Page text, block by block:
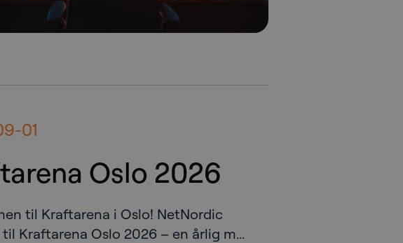
01
Oslo 2026
til Kraftarena i Oslo! NetNordic
Kraftarena Oslo 2026 – en årlig m...